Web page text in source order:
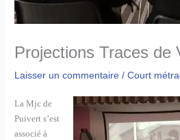
Projections Traces de
Laisser un commentaire /Court
La Mjc de
Puivert s’est
associé à